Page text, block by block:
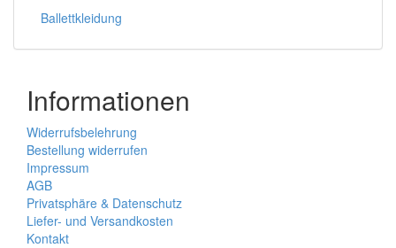
Ballettkleidung
Informationen
Widerrufsbelehrung
Bestellung widerrufen
Impressum
AGB
Privatsphäre & Datenschutz
Liefer- und Versandkosten
Kontakt